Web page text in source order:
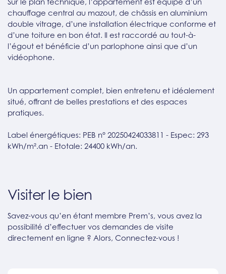
chauffage central au mazout, de châssis en aluminium
double vitrage, d’une installation électrique conforme et
d’une toiture en bon état. Il est raccordé au tout-à-
l’égout et bénéficie d’un parlophone ainsi que d’un
vidéophone.
Un appartement complet, bien entretenu et idéalement
situé, offrant de belles prestations et des espaces
pratiques.
Label énergétiques: PEB n° 20250424033811 - Espec: 293
kWh/m².an - Etotale: 24400 kWh/an.
Visiter le bien
Savez-vous qu’en étant membre Prem’s, vous avez la
possibilité d’effectuer vos demandes de visite
directement en ligne ? Alors, Connectez-vous !